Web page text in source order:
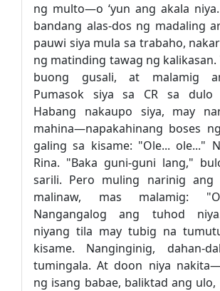
ng multo—o ‘yun ang akala
bandang alas-dos ng madaling
pauwi siya mula sa trabaho,
ng matinding tawag ng kalikasan.
buong gusali, at malamig
Pumasok siya sa CR sa dulo
Habang nakaupo siya, may
mahina—napakahinang boses
galing sa kisame: "Ole... ole..."
Rina. "Baka guni-guni lang,"
sarili. Pero muling narinig ang
malinaw, mas malamig:
Nangangalog ang tuhod
niyang tila may tubig na
kisame. Nanginginig, dahan-
tumingala. At doon niya
ng isang babae, baliktad ang